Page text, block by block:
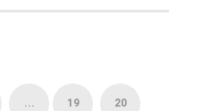
... 19 20